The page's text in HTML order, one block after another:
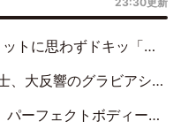
」「クールビューティーで良き」「ポーズも表情も完璧」
反響のグラビアショット
ボディーでグラビアDVDデビュー